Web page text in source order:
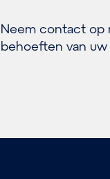
Neem contact op
behoeften van